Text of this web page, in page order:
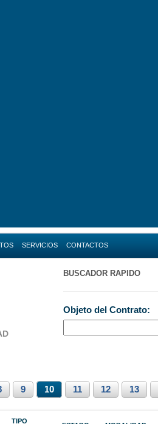
SERVICIOS CONTACTOS
BUSCADOR RAPIDO
Objeto del Contrato:
9 10 11 12 13
TIPO